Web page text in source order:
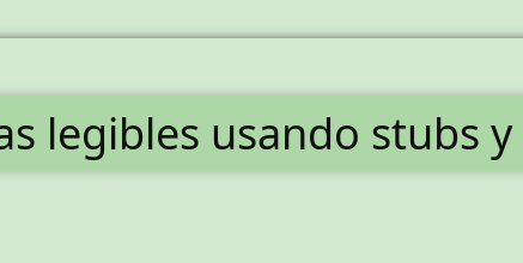
legibles usando stubs